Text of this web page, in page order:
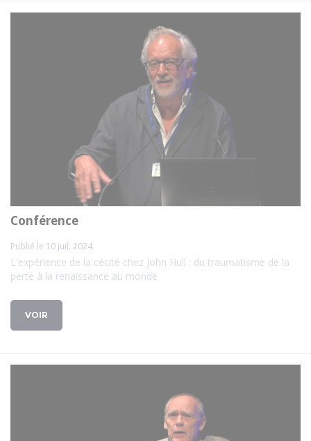
Conférence
Publié le 10 juil. 2024
L'expérience de la cécité chez John Hull : du traumatisme de la
perte à la renaissance au monde
VOIR